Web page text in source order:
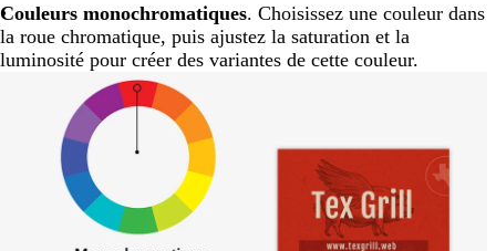
Couleurs monochromatiques. Choisissez une couleur dans
la roue chromatique, puis ajustez la saturation et la
luminosité pour créer des variantes de cette couleur.